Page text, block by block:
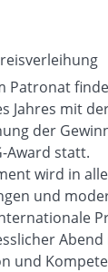
Patronat
Jahres mit
der
Award statt.
wird in
und
und